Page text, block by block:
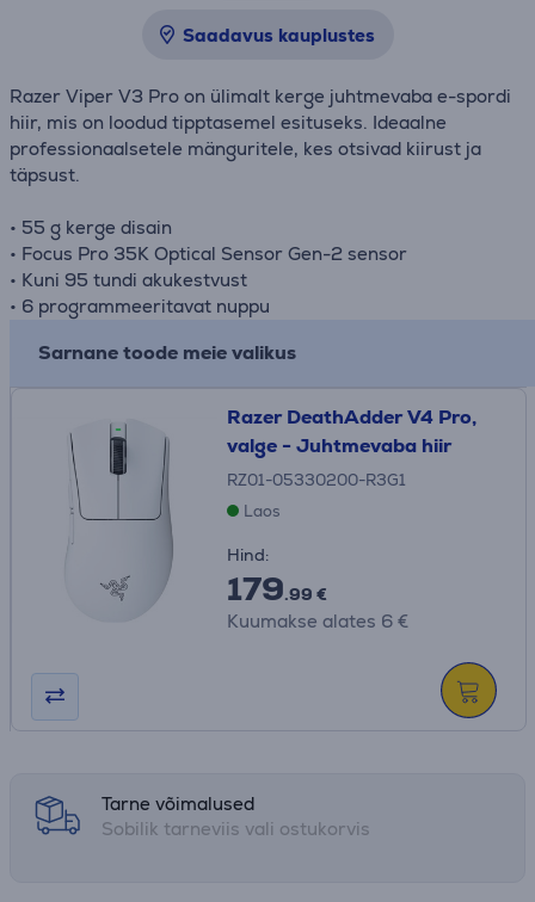
Saadavus kauplustes
Razer Viper V3 Pro on ülimalt kerge juhtmevaba e-spordi
hiir, mis on loodud tipptasemel esituseks. Ideaalne
professionaalsetele mänguritele, kes otsivad kiirust ja
täpsust.
• 55 g kerge disain
• Focus Pro 35K Optical Sensor Gen-2 sensor
• Kuni 95 tundi akukestvust
• 6 programmeeritavat nuppu
Sarnane toode meie valikus
Razer DeathAdder V4 Pro,
valge - Juhtmevaba hiir
RZ01-05330200-R3G1
Laos
Hind:
179.99 €
Kuumakse alates 6 €
Tarne võimalused
Sobilik tarneviis vali ostukorvis